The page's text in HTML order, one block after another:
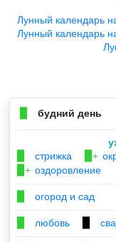
Лунный календарь
Лунный календарь
будний день
стрижка ▉+
▉+ оздоровление
огород и сад
любовь